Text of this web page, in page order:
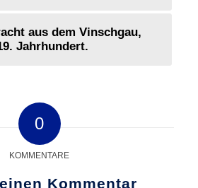
aus dem Vinschgau,
Jahrhundert.
0
KOMMENTARE
Kommentar